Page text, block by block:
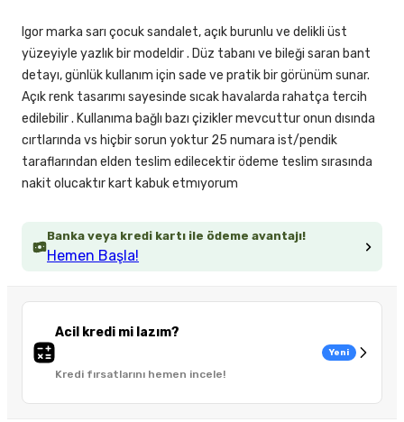
Banka veya kredi kartı ile ödeme avantajı!
Hemen Başla!
Acil kredi mi lazım?
Kredi fırsatlarını hemen incele!
Yeni
Igor marka sarı çocuk sandalet, açık burunlu ve delikli üst
yüzeyiyle yazlık bir modeldir . Düz tabanı ve bileği saran bant
detayı, günlük kullanım için sade ve pratik bir görünüm sunar.
Açık renk tasarımı sayesinde sıcak havalarda rahatça tercih
edilebilir . Kullanıma bağlı bazı çizikler mevcuttur onun dısında
cırtlarında vs hiçbir sorun yoktur 25 numara ist/pendik
taraflarından elden teslim edilecektir ödeme teslim sırasında
nakit olucaktır kart kabuk etmıyorum